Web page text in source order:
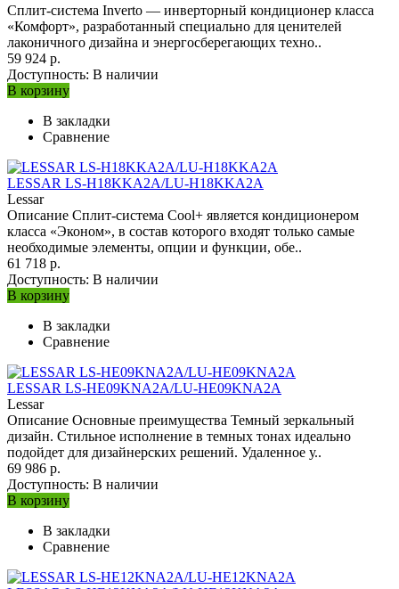
Сплит-система Inverto — инверторный кондиционер класса
«Комфорт», разработанный специально для ценителей
лаконичного дизайна и энергосберегающих техно..
59 924 р.
Доступность: В наличии
В корзину
В закладки
Сравнение
LESSAR LS-H18KKA2A/LU-H18KKA2A
Lessar
Описание Сплит-система Cool+ является кондиционером
класса «Эконом», в состав которого входят только самые
необходимые элементы, опции и функции, обе..
61 718 р.
Доступность: В наличии
В корзину
В закладки
Сравнение
LESSAR LS-HE09KNA2A/LU-HE09KNA2A
Lessar
Описание Основные преимущества Темный зеркальный
дизайн. Стильное исполнение в темных тонах идеально
подойдет для дизайнерских решений. Удаленное у..
69 986 р.
Доступность: В наличии
В корзину
В закладки
Сравнение